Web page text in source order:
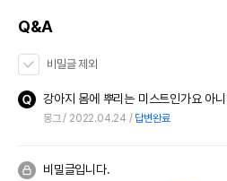
Q&A
비밀글 제외
몽그 2022.04.24 답변완료
비밀글입니다.